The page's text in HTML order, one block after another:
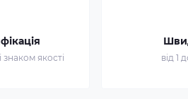
знаком якості від 1